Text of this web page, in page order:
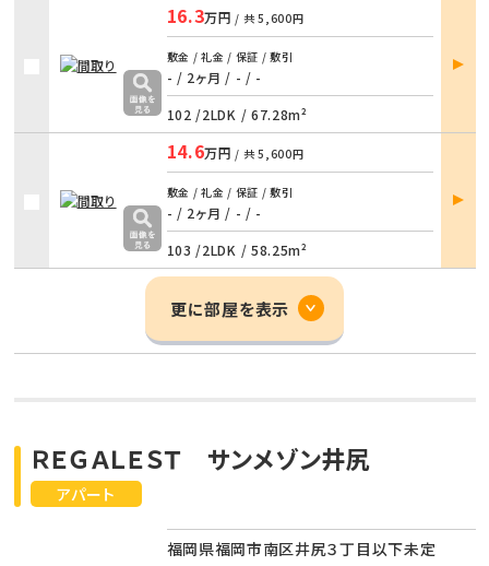
16.3万円 / 共5,600円
敷金 / 礼金 / 保証 / 敷引
- / 2ヶ月 / - / -
102 /2LDK / 67.28m²
部屋
詳細
14.6万円 / 共5,600円
敷金 / 礼金 / 保証 / 敷引
- / 2ヶ月 / - / -
103 /2LDK / 58.25m²
部屋
詳細
更に部屋を表示
アパート
ＲＥＧＡＬＥＳＴ サンメゾン井尻
福岡県福岡市南区井尻３丁目以下未定